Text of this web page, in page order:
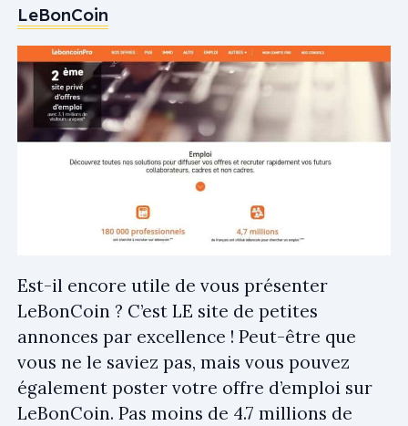
LeBonCoin
Est-il encore utile de vous présenter
LeBonCoin ? C’est LE site de petites
annonces par excellence ! Peut-être que
vous ne le saviez pas, mais vous pouvez
également poster votre offre d’emploi sur
LeBonCoin. Pas moins de 4.7 millions de